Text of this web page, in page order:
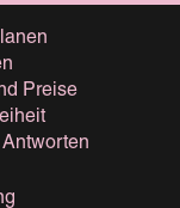
Preise
Antworten